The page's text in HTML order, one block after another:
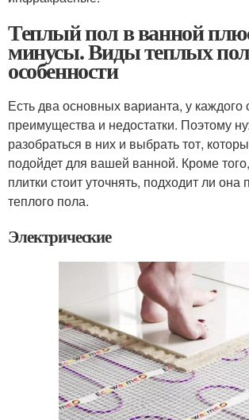
Теплый пол в ванной
минусы. Виды теплых
особенности
Есть два основных варианта, у каждого
преимущества и недостатки. Поэтому
разобраться в них и выбрать тот,
подойдет для вашей ванной. Кроме
плитки стоит уточнять, подходит ли она
теплого пола.
Электрические